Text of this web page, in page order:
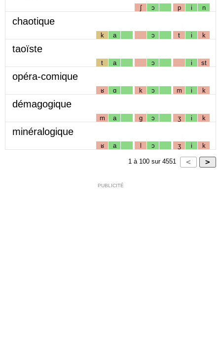
ʃ ɔ p i n
chaotique
k a ɔ t i k
taoïste
t a ɔ i st
opéra-comique
ʁ ɑ k ɔ m i k
démagogique
m a g ɔ ʒ i k
minéralogique
ʁ a l ɔ ʒ i k
1 à 100 sur 4551
PUBLICITÉ